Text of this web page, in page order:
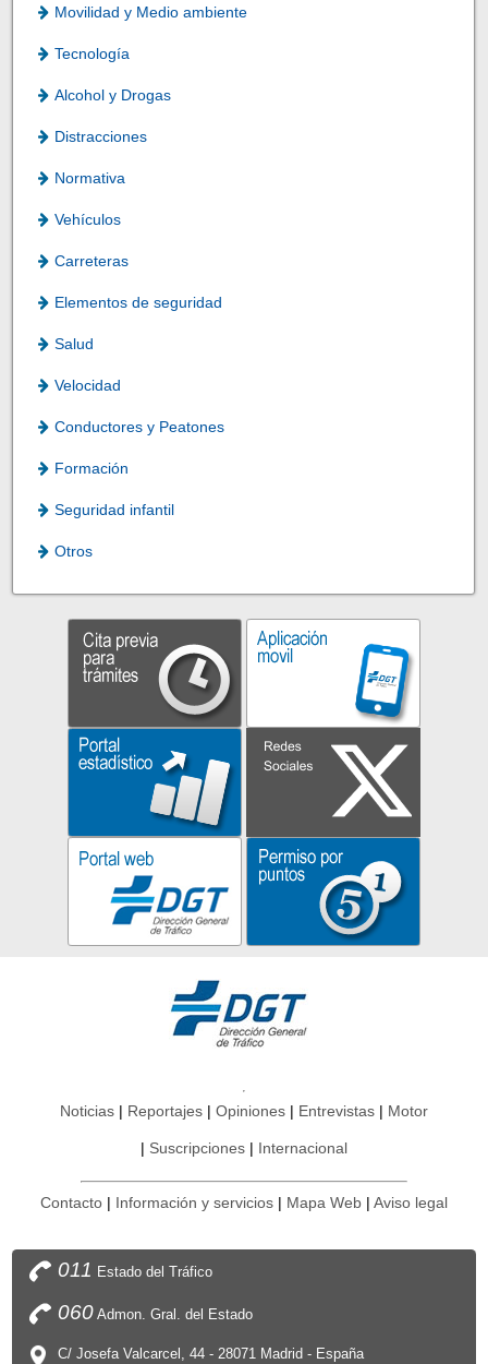
Movilidad y Medio ambiente
Tecnología
Alcohol y Drogas
Distracciones
Normativa
Vehículos
Carreteras
Elementos de seguridad
Salud
Velocidad
Conductores y Peatones
Formación
Seguridad infantil
Otros
Noticias Reportajes Opiniones Entrevistas Motor
Suscripciones Internacional
Contacto Información y servicios Mapa Web Aviso legal
011 Estado del Tráfico
060Admon. Gral. del Estado
C/ Josefa Valcarcel, 44 - 28071 Madrid - España